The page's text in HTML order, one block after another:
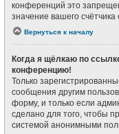
конференций это
значение вашего
Вернуться к началу
Когда я щёлкаю по
конференцию!
Только
сообщения другим
форму, и только если
сделано для того, чтобы
системой анонимными